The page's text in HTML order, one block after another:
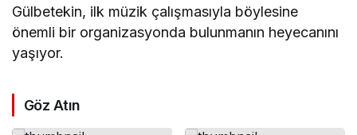
Gülbetekin, ilk müzik çalışmasıyla böylesine
önemli bir organizasyonda bulunmanın heyecanını
yaşıyor.
Göz Atın